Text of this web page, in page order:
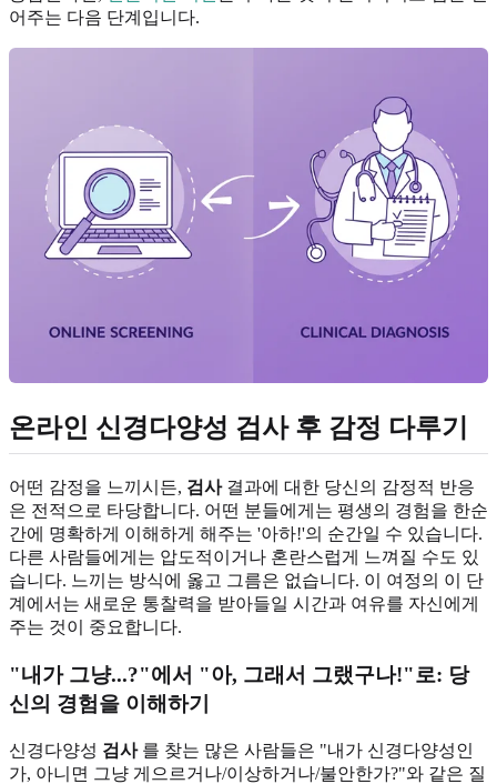
어주는 다음 단계입니다.
온라인 신경다양성 검사 후 감정 다루기
어떤 감정을 느끼시든, 검사결과에 대한 당신의 감정적 반응
은 전적으로 타당합니다. 어떤 분들에게는 평생의 경험을 한순
간에 명확하게 이해하게 해주는 '아하!'의 순간일 수 있습니다.
다른 사람들에게는 압도적이거나 혼란스럽게 느껴질 수도 있
습니다. 느끼는 방식에 옳고 그름은 없습니다. 이 여정의 이 단
계에서는 새로운 통찰력을 받아들일 시간과 여유를 자신에게
주는 것이 중요합니다.
"내가 그냥...?"에서 "아, 그래서 그랬구나!"로: 당
신의 경험을 이해하기
신경다양성 검사를 찾는 많은 사람들은 "내가 신경다양성인
가, 아니면 그냥 게으르거나/이상하거나/불안한가?"와 같은 질